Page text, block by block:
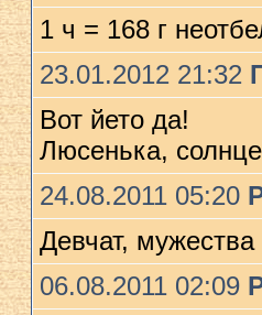
1 ч = 168 г
23.01.2012 21:32
Вот йето да!
Люсенька,
24.08.2011 05:20
Дeвчат,
06.08.2011 02:09